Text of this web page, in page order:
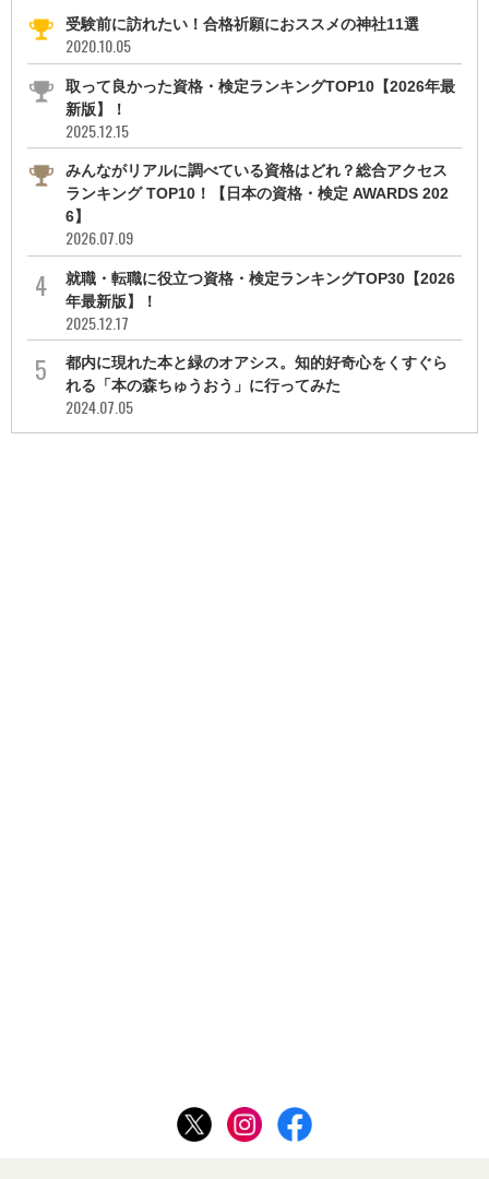
受験前に訪れたい！合格祈願におススメの神社11選
2020.10.05
取って良かった資格・検定ランキングTOP10【2026年最
新版】！
2025.12.15
みんながリアルに調べている資格はどれ？総合アクセス
ランキング TOP10！【日本の資格・検定 AWARDS 202
6】
2026.07.09
就職・転職に役立つ資格・検定ランキングTOP30【2026
年最新版】！
2025.12.17
都内に現れた本と緑のオアシス。知的好奇心をくすぐら
れる「本の森ちゅうおう」に行ってみた
2024.07.05